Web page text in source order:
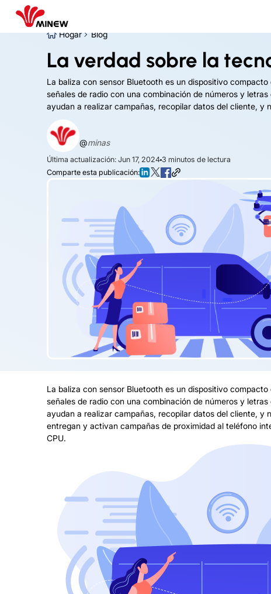
Hogar
Blog
La verdad sobre la
La baliza con sensor Bluetooth es un dispositivo
señales de radio con una combinación de números y
ayudan a realizar campañas, recopilar datos del cliente, y
@minas
Última actualización: Jun 17, 2024 3 minutos de lectura
Comparte esta publicación:
La baliza con sensor Bluetooth es un dispositivo
señales de radio con una combinación de números y
ayudan a realizar campañas, recopilar datos del cliente, y
entregan y activan campañas de proximidad al teléfono
CPU.